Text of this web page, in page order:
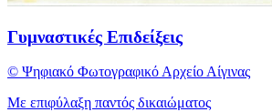
Γυμναστικές Επιδείξεις
© Ψηφιακό Φωτογραφικό Αρχείο Αίγινας
Με επιφύλαξη παντός δικαιώματος